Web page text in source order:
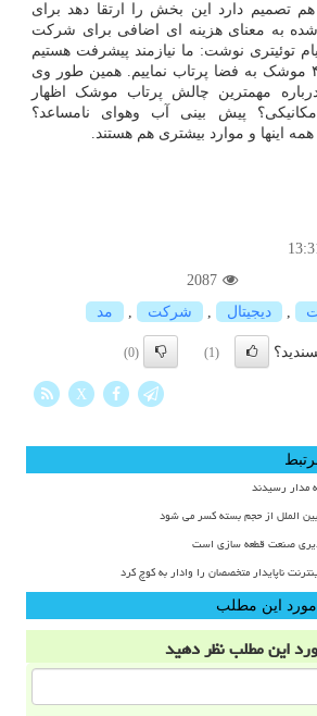
تصمیم دارد این بخش را ارتقا دهد برای
شده به معنای هزینه ای اضافی برای شرکت
توئیتری نوشت: ما نیازمند پیشرفت هستیم
تا بتوانیم سال آینده ۴۸ موشک به فضا پرتاب نماییم. همین طور وی
مهمترین چالش پرتاب موشک اظهار
پیش بینی آب وهوای نامساعد؟
اینها و موارد بیشتری هم هستند.
2087
, دیجیتال , شركت , مد
(1)
(0)
X
مدار رسیدند
الملل از حجم بسته کسر می شود
صنعت قطعه سازی است
ناپایدار متخصصان را وادار به کوچ کرد
مورد این مطلب
این مطلبنظر دهید